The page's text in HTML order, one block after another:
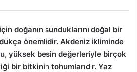
doğanın sunduklarını doğal bir
önemlidir. Akdeniz ikliminde
yüksek besin değerleriyle birçok
bir bitkinin tohumlarıdır. Yaz